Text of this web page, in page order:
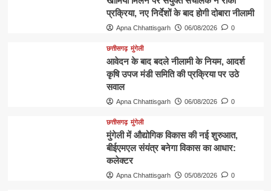
प्रक्रिया, नए निर्देशों के बाद होगी दोबारा नीलामी
Apna Chhattisgarh 06/08/2026 0
छत्तीसगढ़ मुंगेली
आवेदन के बाद बदले नीलामी के नियम, आदर्श
कृषि उपज मंडी समिति की प्रक्रिया पर उठे
सवाल
Apna Chhattisgarh 06/08/2026 0
छत्तीसगढ़ मुंगेली
मुंगेली में औद्योगिक विकास की नई शुरुआत,
बीईएमएल संयंत्र बनेगा विकास का आधार:
कलेक्टर
Apna Chhattisgarh 05/08/2026 0